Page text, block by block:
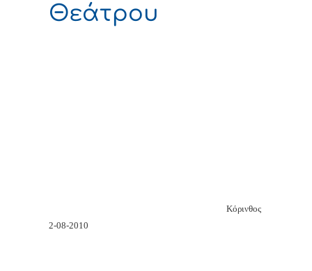
Θεάτρου
Κόρινθος
2-08-2010